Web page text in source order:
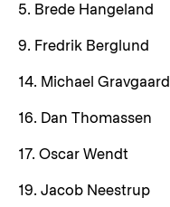
5. Brede Hangeland
9. Fredrik Berglund
14. Michael Gravgaard
16. Dan Thomassen
17. Oscar Wendt
19. Jacob Neestrup